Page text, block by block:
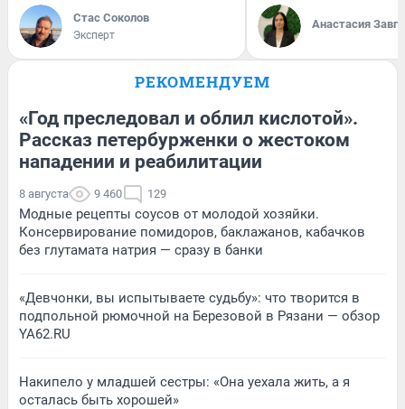
Стас Соколов
Эксперт
Анастасия
РЕКОМЕНДУЕМ
«Год преследовал и облил кислотой».
Рассказ петербурженки о жестоком
нападении и реабилитации
8 августа 9 460 129
Модные рецепты соусов от молодой хозяйки.
Консервирование помидоров, баклажанов, кабачков
без глутамата натрия — сразу в банки
«Девчонки, вы испытываете судьбу»: что творится в
подпольной рюмочной на Березовой в Рязани — обзор
YA62.RU
Накипело у младшей сестры: «Она уехала жить, а я
осталась быть хорошей»